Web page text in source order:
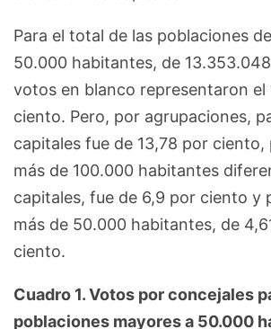
Para el total de las poblaciones
50.000 habitantes, de
votos en blanco representaron el
ciento. Pero, por agrupaciones,
capitales fue de 13,78 por ciento,
más de 100.000 habitantes
capitales, fue de 6,9 por ciento y
más de 50.000 habitantes, de
ciento.
Cuadro 1. Votos por concejales
poblaciones mayores a 50.000